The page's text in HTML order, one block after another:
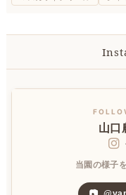
山口
当園の様子